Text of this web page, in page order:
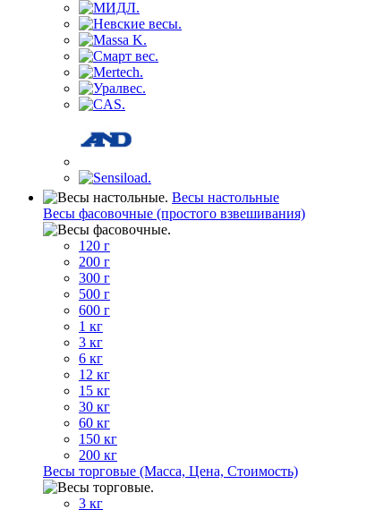
Весы настольные
Весы фасовочные (простого взвешивания)
120 г
200 г
300 г
500 г
600 г
1 кг
3 кг
6 кг
12 кг
15 кг
30 кг
60 кг
150 кг
200 кг
Весы торговые (Масса, Цена, Стоимость)
3 кг